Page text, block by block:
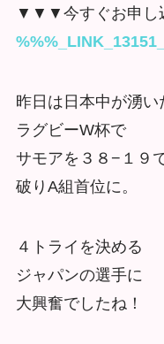
▼▼▼今すぐお申し
昨日は日本中が湧い
ラグビーW杯で
サモアを３８−１９
破りA組首位に。
４トライを決める
ジャパンの選手に
大興奮でしたね！